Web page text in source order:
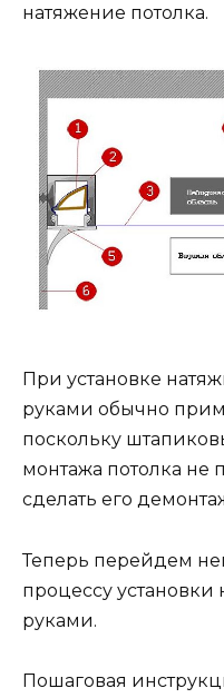
натяжение потолка.
При установке
руками обычно
поскольку
монтажа потолка не
сделать его
Теперь перейдем
процессу установки
руками.
Пошаговая